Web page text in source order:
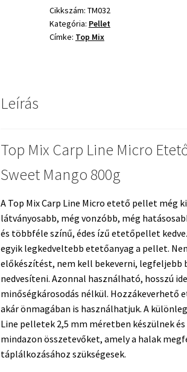
Micro
Etető
Pellet
Cikkszám: TM032
Kategória: Pellet
Címke: Top Mix
Leírás
Top Mix Carp Line Micro
Sweet Mango 800g
A Top Mix Carp Line Micro etető pellet még
látványosabb, még vonzóbb, még
és többféle színű, édes ízű etetőpellet
egyik legkedveltebb etetőanyag a pellet.
előkészítést, nem kell bekeverni, legfeljebb
nedvesíteni. Azonnal használható, hosszú
minőségkárosodás nélkül. Hozzákeverhető
akár önmagában is használhatjuk. A
Line pelletek 2,5 mm méretben készülnek
mindazon összetevőket, amely a halak
táplálkozásához szükségesek.